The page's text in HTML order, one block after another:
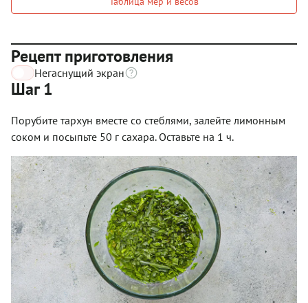
Рецепт приготовления
Негаснущий экран
Шаг 1
Порубите тархун вместе со стеблями, залейте лимонным
соком и посыпьте 50 г сахара. Оставьте на 1 ч.